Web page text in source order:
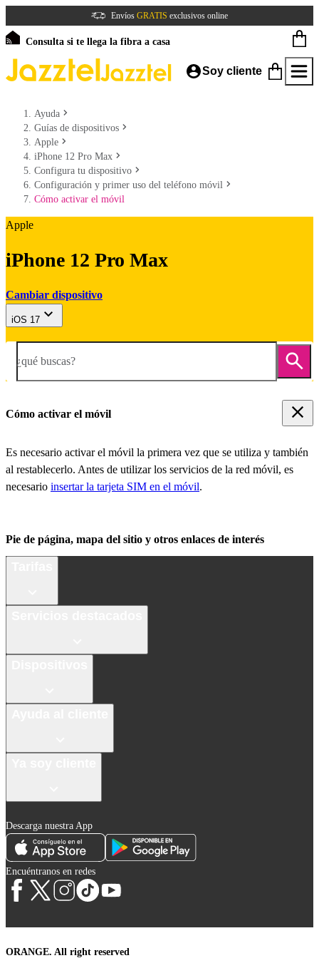
Envíos GRATIS exclusivos online
Consulta si te llega la fibra a casa
Soy cliente
Ayuda
Guías de dispositivos
Apple
iPhone 12 Pro Max
Configura tu dispositivo
Configuración y primer uso del teléfono móvil
Cómo activar el móvil
Apple
iPhone 12 Pro Max
Cambiar dispositivo
iOS 17
¿qué buscas?
Cómo activar el móvil
Es necesario activar el móvil la primera vez que se utiliza y también
al restablecerlo. Antes de utilizar los servicios de la red móvil, es
necesario insertar la tarjeta SIM en el móvil.
Pie de página, mapa del sitio y otros enlaces de interés
Descarga nuestra App
Encuéntranos en redes
ORANGE. All right reserved